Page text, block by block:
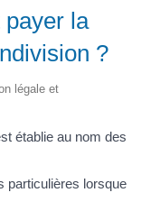
payer la
?
légale et
établie au nom des
particulières lorsque